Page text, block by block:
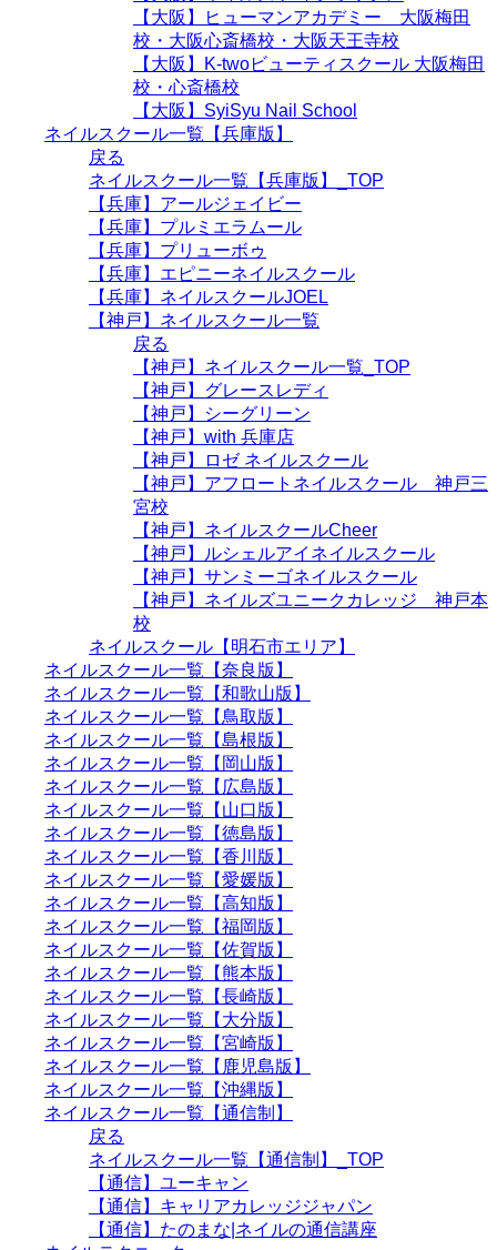
【大阪】ヒューマンアカデミー 大阪梅田
校・大阪心斎橋校・大阪天王寺校
【大阪】K-twoビューティスクール 大阪梅田
校・心斎橋校
【大阪】SyiSyu Nail School
ネイルスクール一覧【兵庫版】
戻る
ネイルスクール一覧【兵庫版】_TOP
【兵庫】アールジェイビー
【兵庫】プルミエラムール
【兵庫】プリューボゥ
【兵庫】エピニーネイルスクール
【兵庫】ネイルスクールJOEL
【神戸】ネイルスクール一覧
戻る
【神戸】ネイルスクール一覧_TOP
【神戸】グレースレディ
【神戸】シーグリーン
【神戸】with 兵庫店
【神戸】ロゼ ネイルスクール
【神戸】アフロートネイルスクール 神戸三
宮校
【神戸】ネイルスクールCheer
【神戸】ルシェルアイネイルスクール
【神戸】サンミーゴネイルスクール
【神戸】ネイルズユニークカレッジ 神戸本
校
ネイルスクール【明石市エリア】
ネイルスクール一覧【奈良版】
ネイルスクール一覧【和歌山版】
ネイルスクール一覧【鳥取版】
ネイルスクール一覧【島根版】
ネイルスクール一覧【岡山版】
ネイルスクール一覧【広島版】
ネイルスクール一覧【山口版】
ネイルスクール一覧【徳島版】
ネイルスクール一覧【香川版】
ネイルスクール一覧【愛媛版】
ネイルスクール一覧【高知版】
ネイルスクール一覧【福岡版】
ネイルスクール一覧【佐賀版】
ネイルスクール一覧【熊本版】
ネイルスクール一覧【長崎版】
ネイルスクール一覧【大分版】
ネイルスクール一覧【宮崎版】
ネイルスクール一覧【鹿児島版】
ネイルスクール一覧【沖縄版】
ネイルスクール一覧【通信制】
戻る
ネイルスクール一覧【通信制】_TOP
【通信】ユーキャン
【通信】キャリアカレッジジャパン
【通信】たのまな|ネイルの通信講座